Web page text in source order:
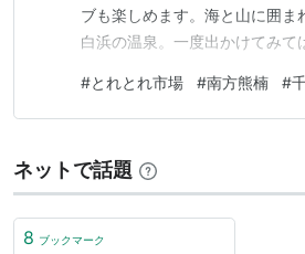
ブも楽しめます。海と山に囲
白浜の温泉。一度出かけてみて
敷｜大自然が作り出した絶景
｜夕日の名所とし…
#とれとれ市場 #南方熊楠 #
ネットで話題
8 ブックマーク